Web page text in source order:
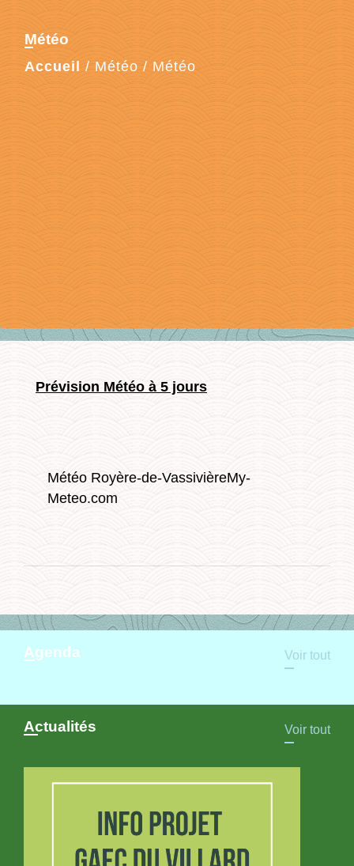
Météo
Accueil / Météo / Météo
Prévision Météo à 5 jours
Météo Royère-de-VassivièreMy-
Meteo.com
Agenda Voir tout
Actualités Voir tout